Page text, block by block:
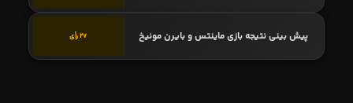
پیش بینی نتیجه بازی ماینتس و بایرن مونیخ 27 رأی